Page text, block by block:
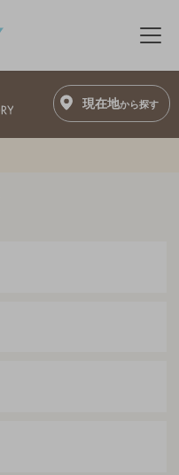
メ
現在地から探す